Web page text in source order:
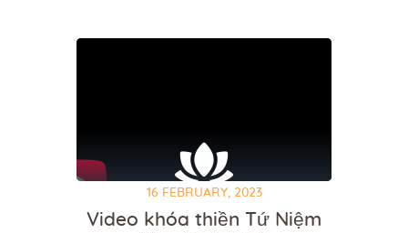
16 FEBRUARY, 2023
Video khóa thiền Tứ Niệm